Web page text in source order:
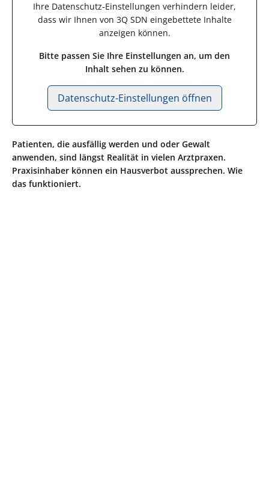
Ihre Datenschutz-Einstellungen verhindern leider,
dass wir Ihnen von 3Q SDN eingebettete Inhalte
anzeigen können.
Bitte passen Sie Ihre Einstellungen an, um den
Inhalt sehen zu können.
Datenschutz-Einstellungen öffnen
Patienten, die ausfällig werden und oder Gewalt
anwenden, sind längst Realität in vielen Arztpraxen.
Praxisinhaber können ein Hausverbot aussprechen. Wie
das funktioniert.